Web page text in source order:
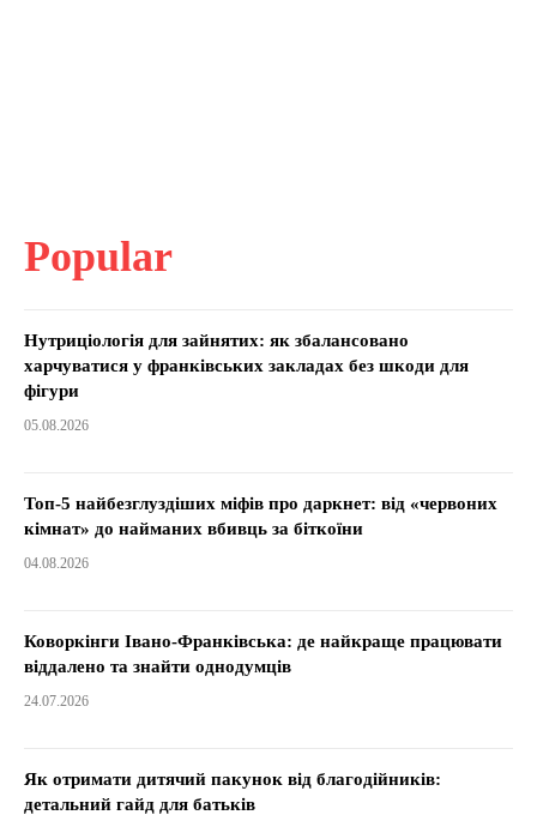
Popular
Нутриціологія для зайнятих: як збалансовано
харчуватися у франківських закладах без шкоди для
фігури
05.08.2026
Топ-5 найбезглуздіших міфів про даркнет: від «червоних
кімнат» до найманих вбивць за біткоїни
04.08.2026
Коворкінги Івано-Франківська: де найкраще працювати
віддалено та знайти однодумців
24.07.2026
Як отримати дитячий пакунок від благодійників:
детальний гайд для батьків